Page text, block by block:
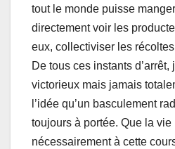
tout le monde puisse
directement voir les
eux, collectiviser les
De tous ces instants
victorieux mais jamais
l’idée qu’un basculement
toujours à portée. Que la
nécessairement à cette